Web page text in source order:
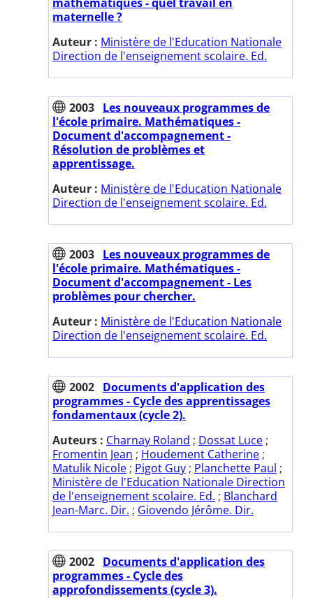
maternelle ?
Auteur : Ministère de l'Education Nationale
Direction de l'enseignement scolaire. Ed.
2003 Les nouveaux programmes de
l'école primaire. Mathématiques -
Document d'accompagnement -
Résolution de problèmes et
apprentissage.
Auteur : Ministère de l'Education Nationale
Direction de l'enseignement scolaire. Ed.
2003 Les nouveaux programmes de
l'école primaire. Mathématiques -
Document d'accompagnement - Les
problèmes pour chercher.
Auteur : Ministère de l'Education Nationale
Direction de l'enseignement scolaire. Ed.
2002 Documents d'application des
programmes - Cycle des apprentissages
fondamentaux (cycle 2).
Auteurs : Charnay Roland ; Dossat Luce ;
Fromentin Jean ; Houdement Catherine ;
Matulik Nicole ; Pigot Guy ; Planchette Paul ;
Ministère de l'Education Nationale Direction
de l'enseignement scolaire. Ed. ; Blanchard
Jean-Marc. Dir. ; Giovendo Jérôme. Dir.
2002 Documents d'application des
programmes - Cycle des
approfondissements (cycle 3).